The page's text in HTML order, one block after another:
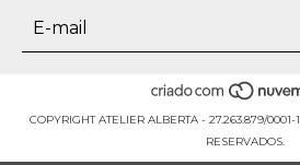
COPYRIGHT ATELIER ALBERTA - 27.263.879/0001-
RESERVADOS.